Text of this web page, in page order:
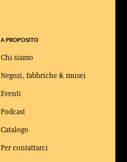
A PROPOSITO
Chi siamo
Negozi, fabbriche & musei
Eventi
Podcast
Catalogo
Per contattarci